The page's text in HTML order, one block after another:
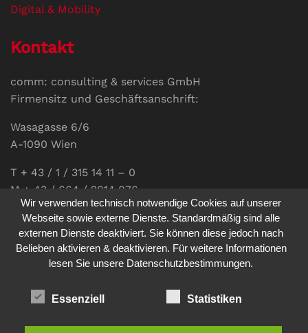
Digital & Mobility
Kontakt
comm: consulting & services GmbH
Firmensitz und Geschäftsanschrift:
Wasagasse 6/6
A-1090 Wien
T + 43 / 1 / 315 14 11 – 0
M + 43 / 664 / 2014 076
E-Mail:office@communications.co.at
Homepage:www.communications.co.at
UID: ATU 811 196 56
Sabine Pöhacker MSc.
Wir verwenden technisch notwendige Cookies auf unserer
Webseite sowie externe Dienste. Standardmäßig sind alle
externen Dienste deaktiviert. Sie können diese jedoch nach
Belieben aktivieren & deaktivieren. Für weitere Informationen
lesen Sie unsere Datenschutzbestimmungen.
Essenziell Statistiken